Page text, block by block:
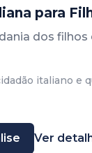
para
dos filhos
italiano e
Ver